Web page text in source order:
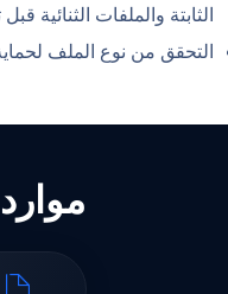
الثابتة والملفات الثنائية قبل
التحقق من نوع الملف